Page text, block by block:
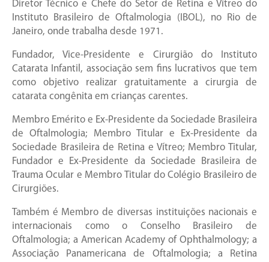
Diretor Técnico e Chefe do Setor de Retina e Vítreo do
Instituto Brasileiro de Oftalmologia (IBOL), no Rio de
Janeiro, onde trabalha desde 1971.
Fundador, Vice-Presidente e Cirurgião do Instituto
Catarata Infantil, associação sem fins lucrativos que tem
como objetivo realizar gratuitamente a cirurgia de
catarata congênita em crianças carentes.
Membro Emérito e Ex-Presidente da Sociedade Brasileira
de Oftalmologia; Membro Titular e Ex-Presidente da
Sociedade Brasileira de Retina e Vítreo; Membro Titular,
Fundador e Ex-Presidente da Sociedade Brasileira de
Trauma Ocular e Membro Titular do Colégio Brasileiro de
Cirurgiões.
Também é Membro de diversas instituições nacionais e
internacionais como o Conselho Brasileiro de
Oftalmologia; a American Academy of Ophthalmology; a
Associação Panamericana de Oftalmologia; a Retina